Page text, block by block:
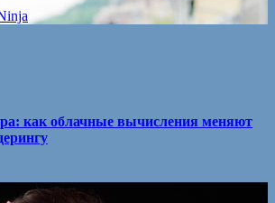
как облачные вычисления меняют